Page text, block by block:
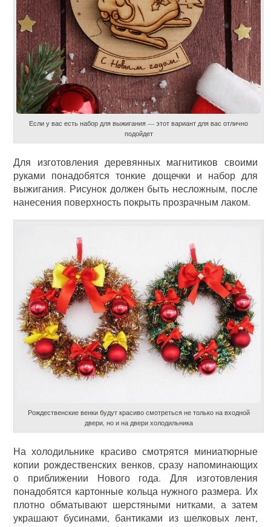
Если у вас есть набор для выжигания — этот вариант для вас отлично
подойдет
Для изготовления деревянных магнитиков своими
руками понадобятся тонкие дощечки и набор для
выжигания. Рисунок должен быть несложным, после
нанесения поверхность покрыть прозрачным лаком.
Рождественские венки будут красиво смотреться не только на входной
двери, но и на двери холодильника
На холодильнике красиво смотрятся миниатюрные
копии рождественских венков, сразу напоминающих
о приближении Нового года. Для изготовления
понадобятся картонные кольца нужного размера. Их
плотно обматывают шерстяными нитками, а затем
украшают бусинами, бантиками из шелковых лент,